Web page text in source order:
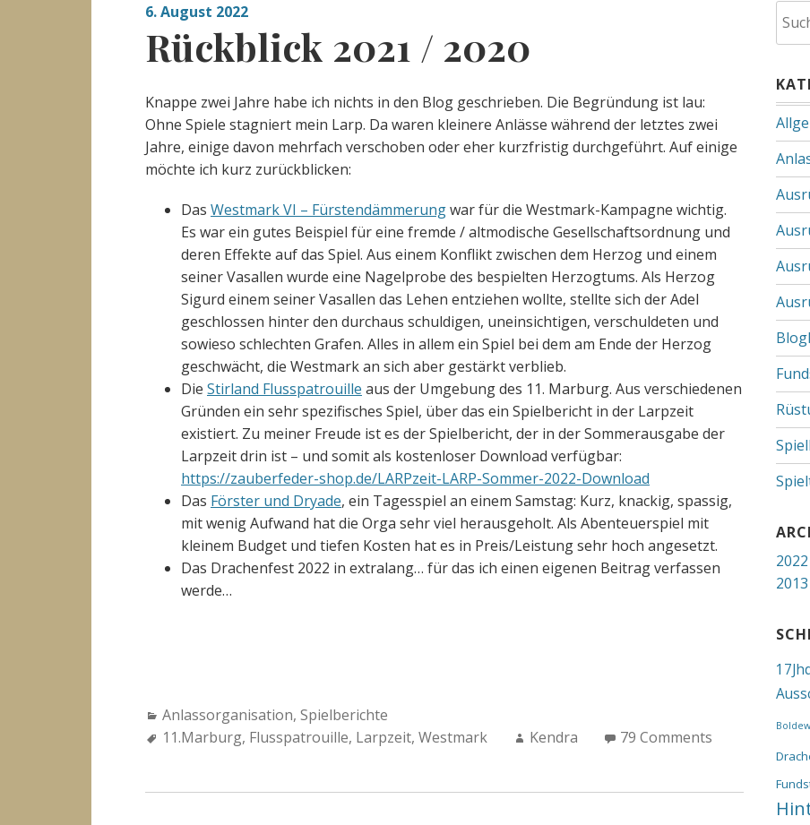
6. August 2022
Rückblick 2021 / 2020
Knappe zwei Jahre habe ich nichts in den Blog geschrieben. Die Begründung ist lau:
Ohne Spiele stagniert mein Larp. Da waren kleinere Anlässe während der letztes zwei
Jahre, einige davon mehrfach verschoben oder eher kurzfristig durchgeführt. Auf einige
möchte ich kurz zurückblicken:
Das Westmark VI – Fürstendämmerungwar für die Westmark-Kampagne wichtig.
Es war ein gutes Beispiel für eine fremde / altmodische Gesellschaftsordnung und
deren Effekte auf das Spiel. Aus einem Konflikt zwischen dem Herzog und einem
seiner Vasallen wurde eine Nagelprobe des bespielten Herzogtums. Als Herzog
Sigurd einem seiner Vasallen das Lehen entziehen wollte, stellte sich der Adel
geschlossen hinter den durchaus schuldigen, uneinsichtigen, verschuldeten und
sowieso schlechten Grafen. Alles in allem ein Spiel bei dem am Ende der Herzog
geschwächt, die Westmark an sich aber gestärkt verblieb.
Die Stirland Flusspatrouille aus der Umgebung des 11. Marburg. Aus verschiedenen
Gründen ein sehr spezifisches Spiel, über das ein Spielbericht in der Larpzeit
existiert. Zu meiner Freude ist es der Spielbericht, der in der Sommerausgabe der
Larpzeit drin ist – und somit als kostenloser Download verfügbar:
https://zauberfeder-shop.de/LARPzeit-LARP-Sommer-2022-Download
Das Förster und Dryade, ein Tagesspiel an einem Samstag: Kurz, knackig, spassig,
mit wenig Aufwand hat die Orga sehr viel herausgeholt. Als Abenteuerspiel mit
kleinem Budget und tiefen Kosten hat es in Preis/Leistung sehr hoch angesetzt.
Das Drachenfest 2022 in extralang… für das ich einen eigenen Beitrag verfassen
werde…
Categories:
Anlassorganisation, Spielberichte
Tags:
11.Marburg, Flusspatrouille, Larpzeit, Westmark Author:
Kendra 79 Comments
nach:
2022
2013